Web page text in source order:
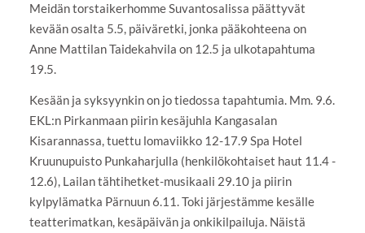
Meidän torstaikerhomme Suvantosalissa päättyvät
kevään osalta 5.5, päiväretki, jonka pääkohteena on
Anne Mattilan Taidekahvila on 12.5 ja ulkotapahtuma
19.5.
Kesään ja syksyynkin on jo tiedossa tapahtumia. Mm. 9.6.
EKL:n Pirkanmaan piirin kesäjuhla Kangasalan
Kisarannassa, tuettu lomaviikko 12-17.9 Spa Hotel
Kruunupuisto Punkaharjulla (henkilökohtaiset haut 11.4 -
12.6), Lailan tähtihetket-musikaali 29.10 ja piirin
kylpylämatka Pärnuun 6.11. Toki järjestämme kesälle
teatterimatkan, kesäpäivän ja onkikilpailuja. Näistä